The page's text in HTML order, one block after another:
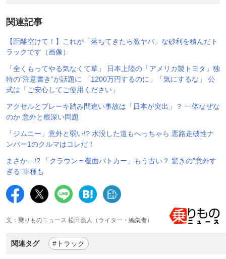
関連記事
【距離空けて！】これが「落ちてきたら激ヤバ」な砂利を積んだト
ラックです（画像）
「全くもってやる気なくて草」 日本上陸の「アメリカ製トヨタ」独
特の“注意書き”が話題に 「1200万円するのに」「気にするな」 公
式は「ご安心してご使用ください」
アクセルとブレーキ踏み間違い事故は「日本が突出」？ 一体なぜな
のか 意外と根深い問題
「ジムニー」意外と弱い!? 水没した道もへっちゃら 悪路走破性ナ
ンバー1のクルマはコレだ！
まさか…!? 「クラウン＝覆面パトカー」もう古い？ 驚きの”意外す
ぎる”車種も
文：乗りものニュース 松田義人（ライター・編集者）
関連タグ #トラック